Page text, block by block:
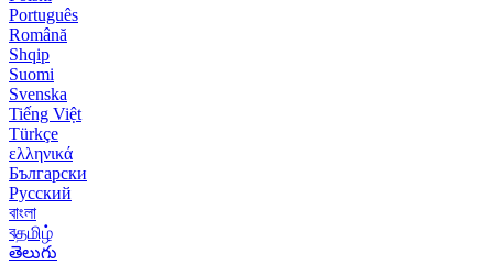
Português
Română
Shqip
Suomi
Svenska
Tiếng Việt
Türkçe
ελληνικά
Български
Русский
বাংলা
বதமிழ்
తెలుగు